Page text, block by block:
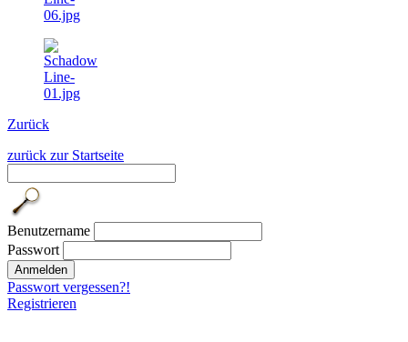
Zurück
zurück zur Startseite
Benutzername
Passwort
Passwort vergessen?!
Registrieren